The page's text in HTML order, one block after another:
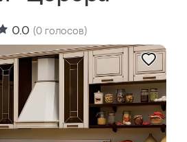
0.0 (0 голосов)